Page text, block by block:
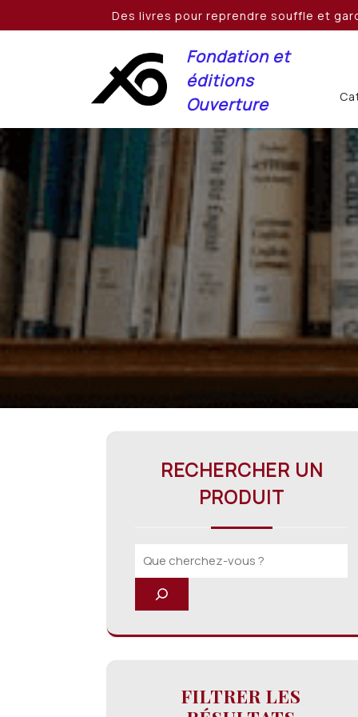
Des livres pour reprendre souffle et
Fondation et
éditions
Ouverture
RECHERCHER UN
PRODUIT
FILTRER LES